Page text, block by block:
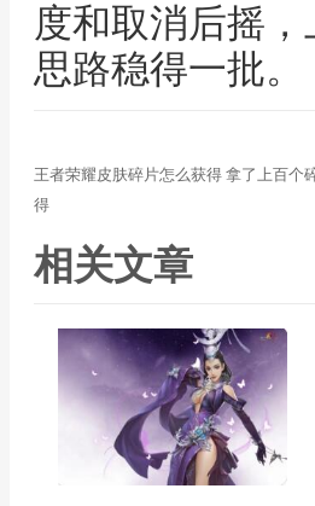
度和取消后摇
思路稳得一批。
王者荣耀皮肤碎片怎么获得 拿了上百个
得
相关文章